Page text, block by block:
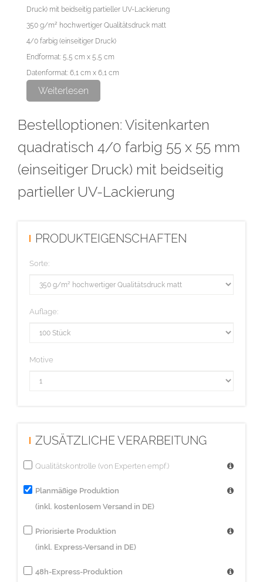
Druck) mit beidseitig partieller UV-Lackierung
350 g/m² hochwertiger Qualitätsdruck matt
4/0 farbig (einseitiger Druck)
Endformat: 5,5 cm x 5,5 cm
Datenformat: 6,1 cm x 6,1 cm
anlegen und als Lack bezeichnen. Alle Flächen mit der Farbe Lack
und eine Linienstärke von mindestens 1 Punkt haben.
Weiterlesen
Bestelloptionen: Visitenkarten
quadratisch 4/0 farbig 55 x 55 mm
(einseitiger Druck) mit beidseitig
partieller UV-Lackierung
PRODUKTEIGENSCHAFTEN
Sorte:
Auflage:
Motive
ZUSÄTZLICHE VERARBEITUNG
Qualitätskontrolle (von Experten empf.)
Planmäßige Produktion
(inkl. kostenlosem Versand in DE)
Priorisierte Produktion
(inkl. Express-Versand in DE)
48h-Express-Produktion